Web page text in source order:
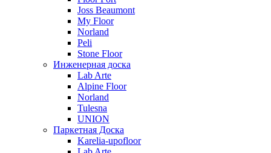
Joss Beaumont
My Floor
Norland
Peli
Stone Floor
Инженерная доска
Lab Arte
Alpine Floor
Norland
Tulesna
UNION
Паркетная Доска
Karelia-upofloor